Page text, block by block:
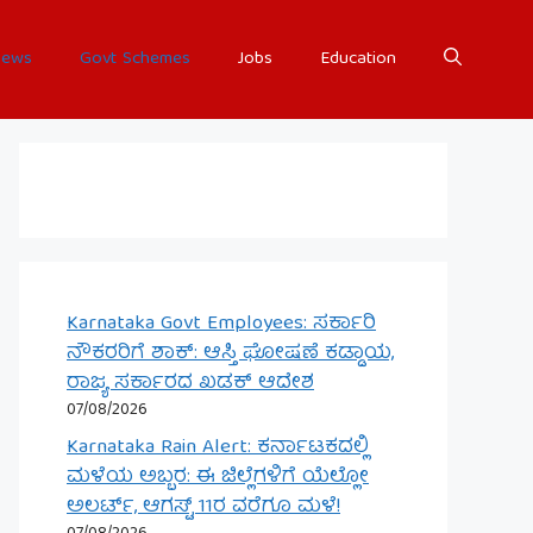
Govt Schemes Jobs Education
Karnataka Govt Employees: ಸರ್ಕಾರಿ
ನೌಕರರಿಗೆ ಶಾಕ್: ಆಸ್ತಿ ಘೋಷಣೆ ಕಡ್ಡಾಯ,
ರಾಜ್ಯ ಸರ್ಕಾರದ ಖಡಕ್ ಆದೇಶ
07/08/2026
Karnataka Rain Alert: ಕರ್ನಾಟಕದಲ್ಲಿ
ಮಳೆಯ ಅಬ್ಬರ: ಈ ಜಿಲ್ಲೆಗಳಿಗೆ ಯೆಲ್ಲೋ
ಅಲರ್ಟ್, ಆಗಸ್ಟ್ 11ರ ವರೆಗೂ ಮಳೆ!